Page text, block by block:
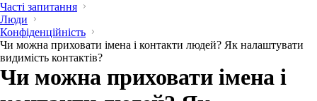
Часті запитання
Люди
Конфіденційність
Чи можна приховати імена і контакти людей? Як налаштувати
видимість контактів?
Чи можна приховати імена і